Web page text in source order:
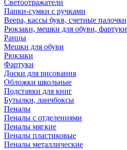
Светоотражатели
Папки-сумки с ручками
Веера, кассы букв, счетные палочки
Рюкзаки, мешки для обуви, фартуки
Ранцы
Мешки для обуви
Рюкзаки
Фартуки
Доски для рисования
Обложки школьные
Подставки для книг
Бутылки, ланчбоксы
Пеналы
Пеналы с отделениями
Пеналы мягкие
Пеналы пластиковые
Пеналы металлические